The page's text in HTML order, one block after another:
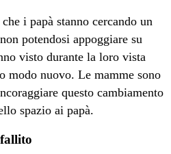
i papà stanno cercando un
potendosi appoggiare su
visto durante la loro vista
modo nuovo. Le mamme sono
questo cambiamento
spazio ai papà.